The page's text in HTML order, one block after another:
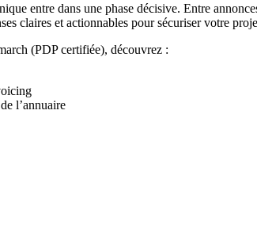
entre dans une phase décisive. Entre
claires et actionnables pour sécuriser votre
(PDP certifiée), découvrez :
l’annuaire